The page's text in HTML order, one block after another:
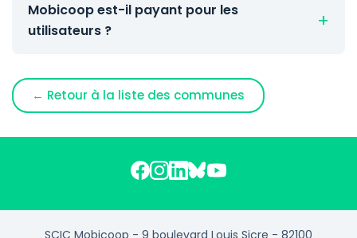
Mobicoop est-il payant pour les
utilisateurs ?
← Retour à la liste des communes
SCIC Mobicoop - 9 boulevard Louis Sicre - 82100